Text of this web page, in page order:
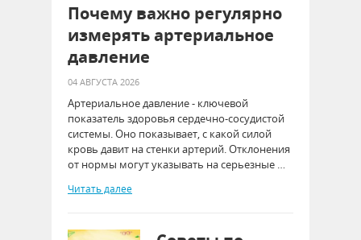
Почему важно регулярно
измерять артериальное
давление
04 АВГУСТА 2026
Артериальное давление - ключевой
показатель здоровья сердечно-сосудистой
системы. Оно показывает, с какой силой
кровь давит на стенки артерий. Отклонения
от нормы могут указывать на серьезные …
Читать далее